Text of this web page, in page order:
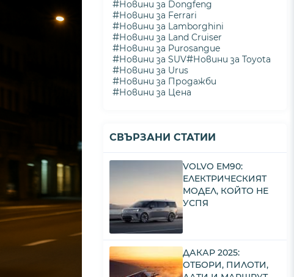
#Новини за Dongfeng
#Новини за Ferrari
#Новини за Lamborghini
#Новини за Land Cruiser
#Новини за Purosangue
#Новини за SUV#Новини за Toyota
#Новини за Urus
#Новини за Продажби
#Новини за Цена
СВЪРЗАНИ СТАТИИ
VOLVO EM90:
ЕЛЕКТРИЧЕСКИЯТ
МОДЕЛ, КОЙТО НЕ
УСПЯ
ДАКАР 2025:
ОТБОРИ, ПИЛОТИ,